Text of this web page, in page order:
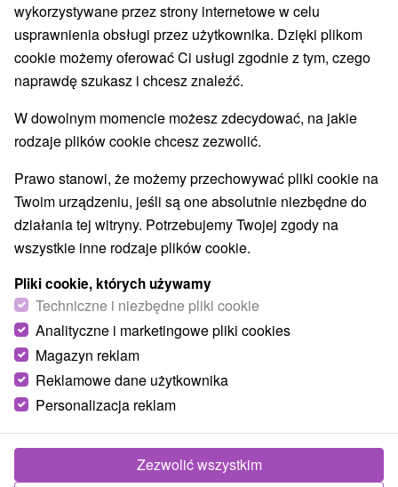
Opinii Google
Čremošná 8684
034 06 Ružomberok
GPS:
N +49° 4' 52.33''
E +19° 15' 20.35''
Region turystyczny
Chočské vrchy, Malinô Brdo
wykorzystywane przez strony internetowe w celu
usprawnienia obsługi przez użytkownika. Dzięki plikom
cookie możemy oferować Ci usługi zgodnie z tym, czego
naprawdę szukasz i chcesz znaleźć.
W dowolnym momencie możesz zdecydować, na jakie
rodzaje plików cookie chcesz zezwolić.
Prawo stanowi, że możemy przechowywać pliki cookie na
Twoim urządzeniu, jeśli są one absolutnie niezbędne do
działania tej witryny. Potrzebujemy Twojej zgody na
wszystkie inne rodzaje plików cookie.
Pliki cookie, których używamy
Techniczne i niezbędne pliki cookie
Analityczne i marketingowe pliki cookies
Magazyn reklam
Reklamowe dane użytkownika
Personalizacja reklam
Zezwolić wszystkim